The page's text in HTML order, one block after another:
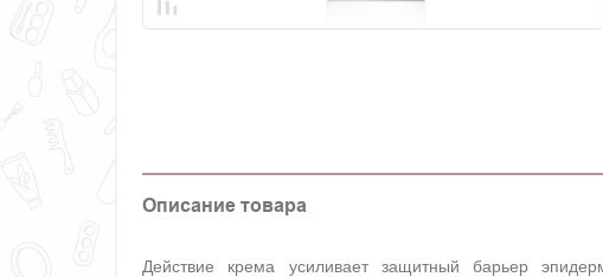
Описание товара
Действие крема усиливает защитный барьер